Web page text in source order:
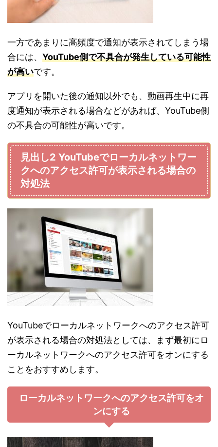
一方であまりに高頻度で通知が表示されてしまう場
合には、 YouTube側で不具合が発生している可能性
が高いです。
アプリを開いた後の通知以外でも、動画再生中に再
度通知が表示される場合などがあれば、 YouTube側
の不具合の可能性が高いです。
見出し2 YouTubeでローカルネットワー
クへのアクセス許可が表示される場合の
対処法
YouTubeでローカルネットワークへのアクセス許可
が表示される場合の対処法としては、まず最初にロ
ーカルネットワークへのアクセス許可をオンにする
ことをおすすめします。
ローカルネットワークへのアクセス許可をオ
ンにする